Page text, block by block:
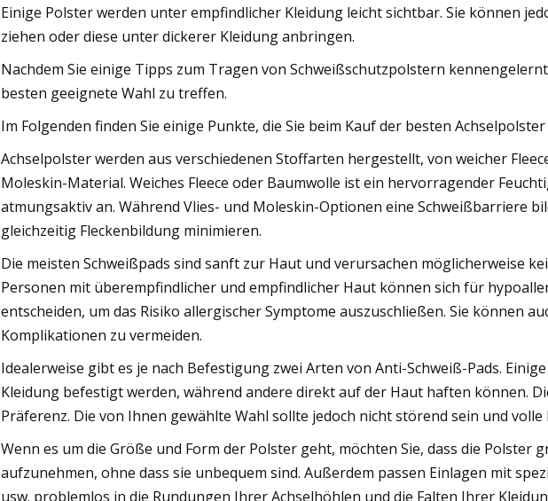
Einige Polster werden unter empfindlicher Kleidung leicht sichtbar. Sie können
ziehen oder diese unter dickerer Kleidung anbringen.
Nachdem Sie einige Tipps zum Tragen von Schweißschutzpolstern
besten geeignete Wahl zu treffen.
Im Folgenden finden Sie einige Punkte, die Sie beim Kauf der besten
Achselpolster werden aus verschiedenen Stoffarten hergestellt, von weicher
Moleskin-Material. Weiches Fleece oder Baumwolle ist ein hervorragender
atmungsaktiv an. Während Vlies- und Moleskin-Optionen eine Schweißbarriere
gleichzeitig Fleckenbildung minimieren.
Die meisten Schweißpads sind sanft zur Haut und verursachen möglicherweise
Personen mit überempfindlicher und empfindlicher Haut können sich für
entscheiden, um das Risiko allergischer Symptome auszuschließen. Sie können
Komplikationen zu vermeiden.
Idealerweise gibt es je nach Befestigung zwei Arten von Anti-Schweiß-Pads.
Kleidung befestigt werden, während andere direkt auf der Haut haften können.
Präferenz. Die von Ihnen gewählte Wahl sollte jedoch nicht störend sein und
Wenn es um die Größe und Form der Polster geht, möchten Sie, dass die Polster
aufzunehmen, ohne dass sie unbequem sind. Außerdem passen Einlagen mit
usw. problemlos in die Rundungen Ihrer Achselhöhlen und die Falten Ihrer